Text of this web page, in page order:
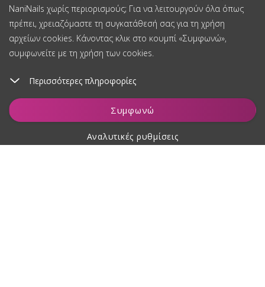
NaniNails χωρίς περιορισμούς; Για να λειτουργούν όλα όπως
πρέπει, χρειαζόμαστε τη συγκατάθεσή σας για τη χρήση
αρχείων cookies. Κάνοντας κλικ στο κουμπί «Συμφωνώ»,
συμφωνείτε με τη χρήση των cookies.
Περισσότερες πληροφορίες
Συμφωνώ
Αναλυτικές ρυθμίσεις
Παρακολούθηση